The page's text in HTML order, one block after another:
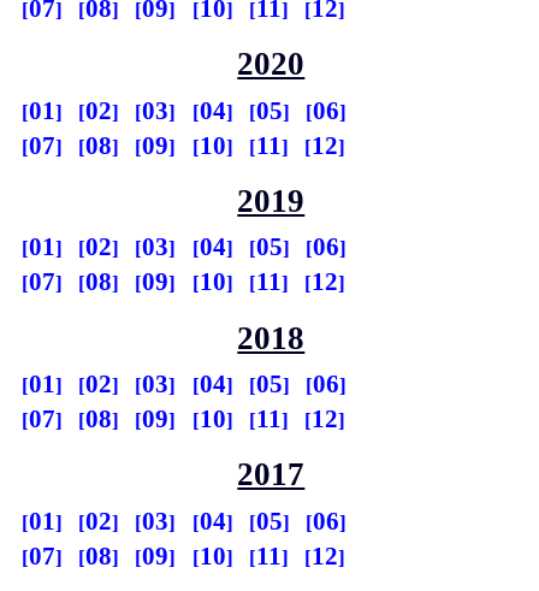
07 08 09 10 11 12
2020
01 02 03 04 05
06
07
08 09 10 11 12
2019
01 02 03 04 05
06
07
08 09 10 11 12
2018
01 02 03 04 05
06
07
08 09 10 11 12
2017
01 02 03 04 05
06
07
08 09 10 11 12